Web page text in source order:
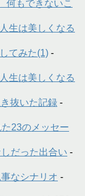
何もできないこ
生は美しくなる
てみた(1) -
生は美しくなる
抜いた記録 -
23のメッセー
だった出合い -
なシナリオ -